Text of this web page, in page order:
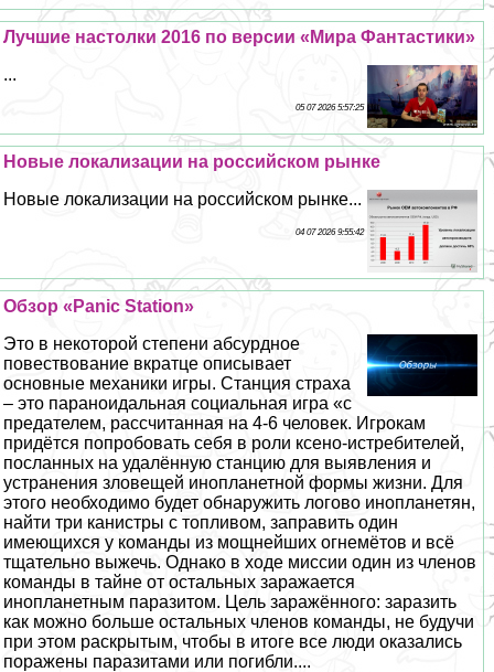
Лучшие настолки 2016 по версии «Мира Фантастики»
...
05 07 2026 5:57:25
Новые локализации на российском рынке
Новые локализации на российском рынке...
04 07 2026 9:55:42
Обзор «Panic Station»
Это в некоторой степени абсурдное
повествование вкратце описывает
основные механики игры. Станция стpaxa
– это параноидальная социальная игра «с
предателем, рассчитанная на 4-6 человек. Игрокам
придётся попробовать себя в роли ксено-истребителей,
посланных на удалённую станцию для выявления и
устранения зловещей инопланетной формы жизни. Для
этого необходимо будет обнаружить логово инопланетян,
найти три канистры с топливом, заправить один
имеющихся у комaнды из мощнейших огнемётов и всё
тщательно выжечь. Однако в ходе миссии один из члeнов
комaнды в тайне от остальных заражается
инопланетным паразитом. Цель заражённого: заразить
как можно больше остальных члeнов комaнды, не будучи
при этом раскрытым, чтобы в итоге все люди оказались
поражены паразитами или погибли....